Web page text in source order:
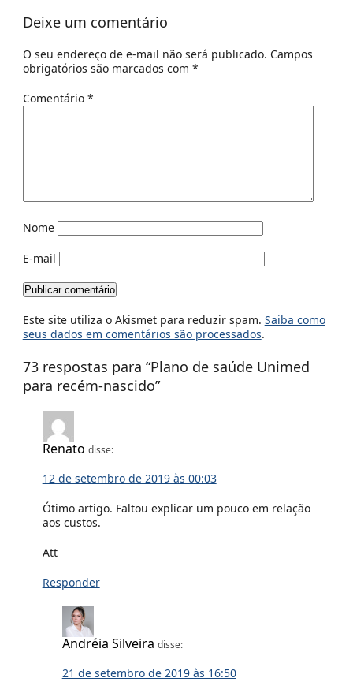
Deixe um comentário
O seu endereço de e-mail não será publicado. Campos
obrigatórios são marcados com *
Comentário *
Nome
E-mail
Este site utiliza o Akismet para reduzir spam. Saiba como
seus dados em comentários são processados.
73 respostas para “Plano de saúde Unimed
para recém-nascido”
Renato disse:
12 de setembro de 2019 às 00:03
Ótimo artigo. Faltou explicar um pouco em relação
aos custos.
Att
Responder
Andréia Silveira disse:
21 de setembro de 2019 às 16:50